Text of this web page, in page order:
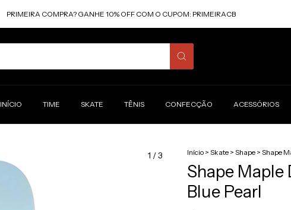
PRIMEIRA COMPRA? GANHE 10% OFF COM O CUPOM: PRIMEIRACB
INÍCIO TIME SKATE TÊNIS CONFECÇÃO ACESSÓRIOS
1 /3 Início > Skate > Shape > Shape
Shape Maple
Blue Pearl